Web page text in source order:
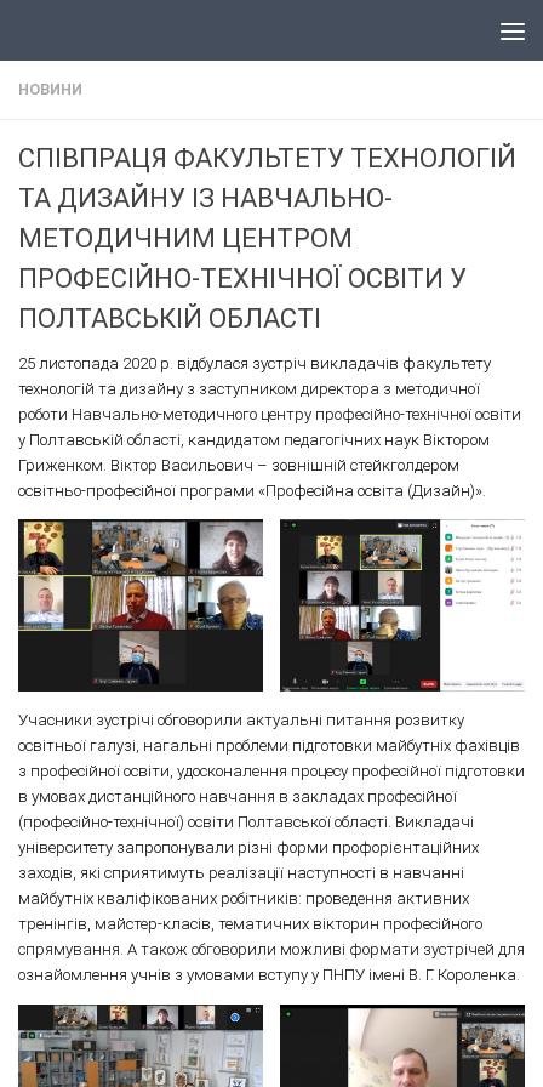
НОВИНИ
СПІВПРАЦЯ ФАКУЛЬТЕТУ ТЕХНОЛОГІЙ
ТА ДИЗАЙНУ ІЗ НАВЧАЛЬНО-
МЕТОДИЧНИМ ЦЕНТРОМ
ПРОФЕСІЙНО-ТЕХНІЧНОЇ ОСВІТИ У
ПОЛТАВСЬКІЙ ОБЛАСТІ
25 листопада 2020 р. відбулася зустріч викладачів факультету
технологій та дизайну з заступником директора з методичної
роботи Навчально-методичного центру професійно-технічної освіти
у Полтавській області, кандидатом педагогічних наук Віктором
Гриженком. Віктор Васильович – зовнішній стейкголдером
освітньо-професійної програми «Професійна освіта (Дизайн)».
Учасники зустрічі обговорили актуальні питання розвитку
освітньої галузі, нагальні проблеми підготовки майбутніх фахівців
з професійної освіти, удосконалення процесу професійної підготовки
в умовах дистанційного навчання в закладах професійної
(професійно-технічної) освіти Полтавської області. Викладачі
університету запропонували різні форми профорієнтаційних
заходів, які сприятимуть реалізації наступності в навчанні
майбутніх кваліфікованих робітників: проведення активних
тренінгів, майстер-класів, тематичних вікторин професійного
спрямування. А також обговорили можливі формати зустрічей для
ознайомлення учнів з умовами вступу у ПНПУ імені В. Г. Короленка.